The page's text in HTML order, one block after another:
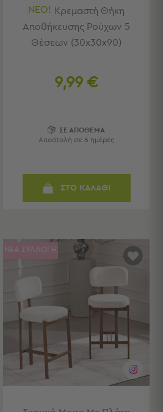
ΝΕΟ! Κρεμαστή Θήκη
Αποθήκευσης Ρούχων 5
Θέσεων (30x30x90)
9,99 €
ΣΕ ΑΠΟΘΕΜΑ
Αποστολή σε 6 ημέρες
ΣΤΟ ΚΑΛΑΘΙ
ΝΕΑ ΣΥΛΛΟΓΗ